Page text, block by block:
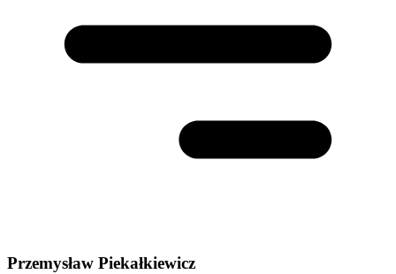
Przemysław Piekałkiewicz